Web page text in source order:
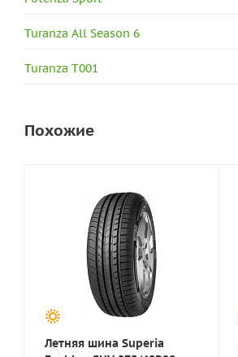
Turanza All Season 6
Turanza T001
Похожие
Летняя шина Superia